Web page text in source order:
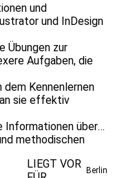
und
und InDesign
Übungen zur
Aufgaben, die
Kennenlernen
sie effektiv
Informationen über
methodischen
zu erzielen.
LIEGT VOR Berlin